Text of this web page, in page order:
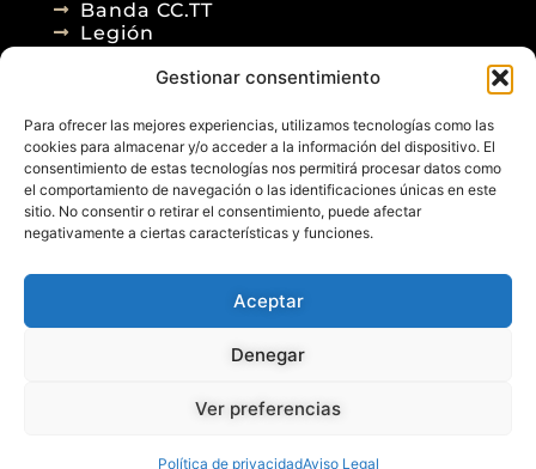
Gestionar consentimiento
Para ofrecer las mejores experiencias, utilizamos tecnologías como las
cookies para almacenar y/o acceder a la información del dispositivo. El
consentimiento de estas tecnologías nos permitirá procesar datos como
el comportamiento de navegación o las identificaciones únicas en este
sitio. No consentir o retirar el consentimiento, puede afectar
negativamente a ciertas características y funciones.
Aceptar
Denegar
Ver preferencias
Política de privacidadAviso Legal
Banda CC.TT
Legión
Agenda
Blog
Contacto
Política de Privacidad
Posicionamiento Web